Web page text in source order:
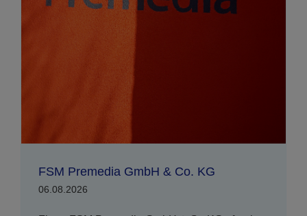
FSM Premedia GmbH & Co. KG
06.08.2026